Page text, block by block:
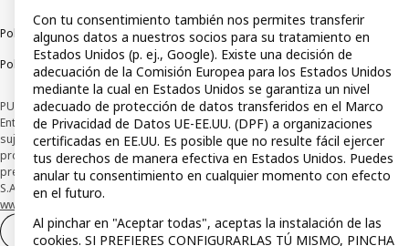
Política de privacidadPolítica de cookiesTérminos y condiciones
Política de divulgación responsable
PUBLICIDAD: *Financiación a través de la tarjeta IKEA VISA emitida por la
Entidad de Pago híbrida CaixaBank Payments & Consumer, E.F.C., E.P., S.A.U., y
sujeta a su organización. La entidad ha escogido como sistema de
protección de los fondos recibidos de usuarios de servicios de pago que
presta su depósito en una cuenta bancaria separada abierta en CaixaBank,
S.A. Conoce más acerca de las formas de pago de tu tarjeta aquí:
www.caixabankpc.com/es/productos
Desistimiento del contrato
Con tu consentimiento también nos permites transferir
algunos datos a nuestros socios para su tratamiento en
Estados Unidos (p. ej., Google). Existe una decisión de
adecuación de la Comisión Europea para los Estados Unidos
mediante la cual en Estados Unidos se garantiza un nivel
adecuado de protección de datos transferidos en el Marco
de Privacidad de Datos UE-EE.UU. (DPF) a organizaciones
certificadas en EE.UU. Es posible que no resulte fácil ejercer
tus derechos de manera efectiva en Estados Unidos. Puedes
anular tu consentimiento en cualquier momento con efecto
en el futuro.
Al pinchar en "Aceptar todas", aceptas la instalación de las
cookies. SI PREFIERES CONFIGURARLAS TÚ MISMO, PINCHA